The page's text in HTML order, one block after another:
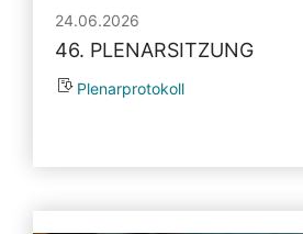
24.06.2026
46. PLENARSITZUNG
Plenarprotokoll